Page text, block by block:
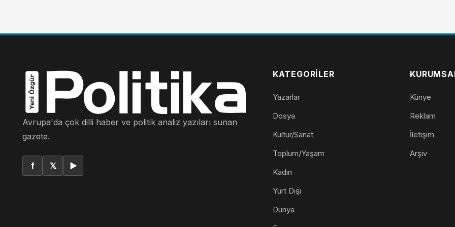
Avrupa'da çok dilli haber ve politik analiz yazıları sunan
gazete.
f 𝕏 ▶
KATEGORILER
Yazarlar
Dosya
Kültür/Sanat
Toplum/Yaşam
Kadın
Yurt Dışı
Dünya
Künye
Reklam
İletişim
Arşiv